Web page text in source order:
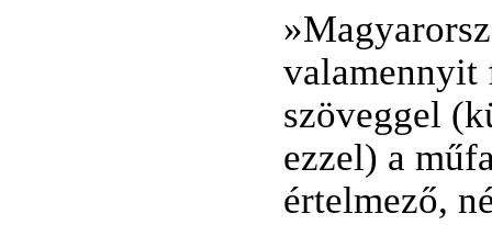
szöveggel
ezzel) a
értelmező,